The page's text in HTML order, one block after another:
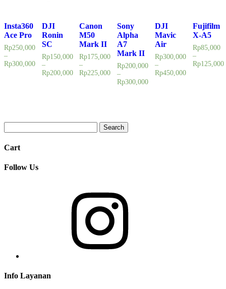
Insta360
Ace Pro
Rp250,000
–
Rp300,000
DJI
Ronin
SC
Rp150,000
–
Rp200,000
Canon
M50
Mark II
Rp175,000
–
Rp225,000
Sony
Alpha
A7
Mark II
Rp200,000
–
Rp300,000
DJI
Mavic
Air
Rp300,000
–
Rp450,000
Fujifilm
X-A5
Rp85,000
–
Rp125,000
Cart
Follow Us
Info Layanan